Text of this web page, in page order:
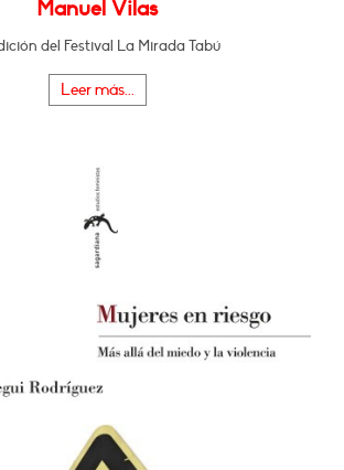
Manuel Vilas
del Festival La Mirada Tabú
Leer más...